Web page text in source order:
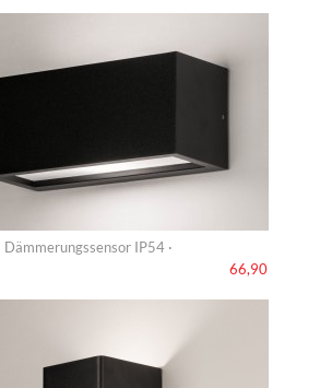
Dämmerungssensor IP54 ·
66,90